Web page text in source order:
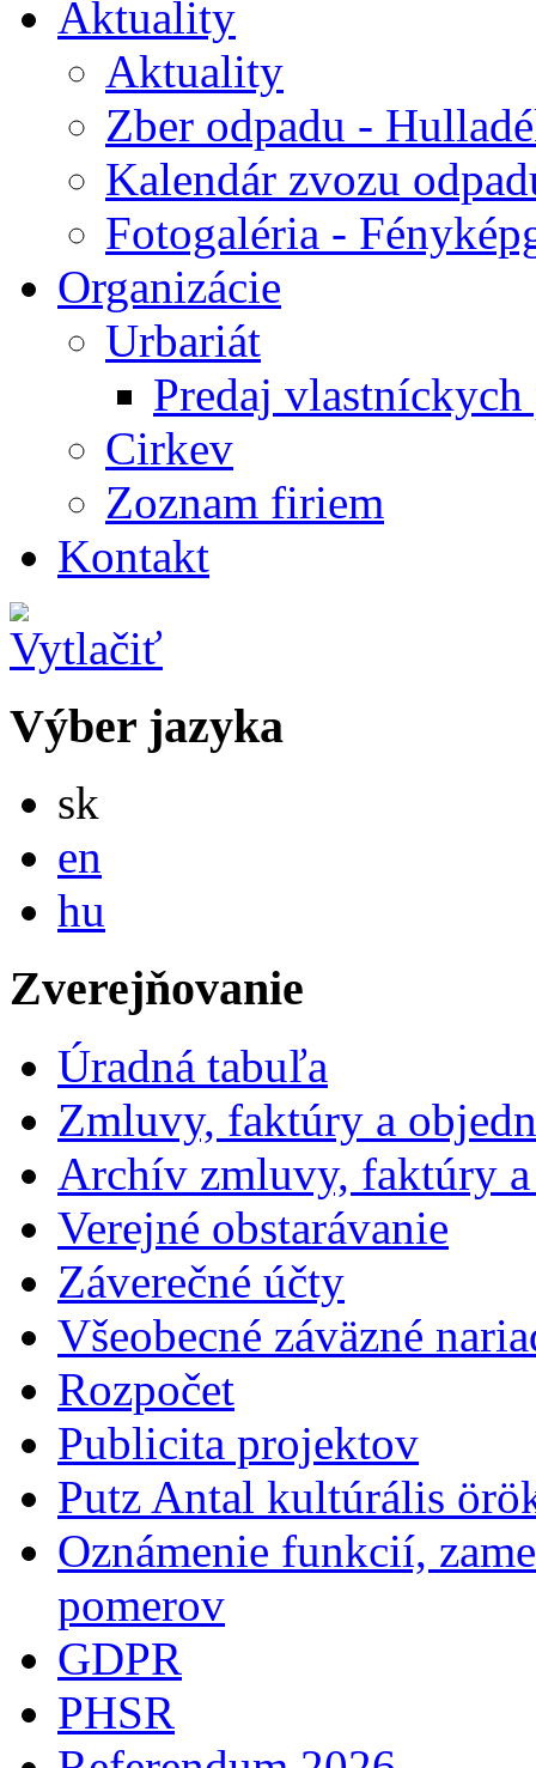
Aktuality
Aktuality
Zber odpadu -
Kalendár zvozu
Fotogaléria -
Organizácie
Urbariát
Predaj
Cirkev
Zoznam firiem
Kontakt
Výber jazyka
sk
en
hu
Zverejňovanie
Úradná tabuľa
Zmluvy, faktúry a
Archív zmluvy, faktúry
Verejné obstarávanie
Záverečné účty
Všeobecné záväzné
Rozpočet
Publicita projektov
Putz Antal kultúrális
Oznámenie funkcií,
pomerov
GDPR
PHSR